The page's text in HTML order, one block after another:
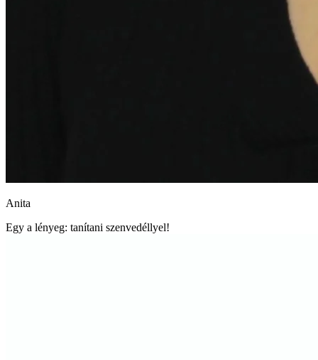
Anita
Egy a lényeg: tanítani szenvedéllyel!